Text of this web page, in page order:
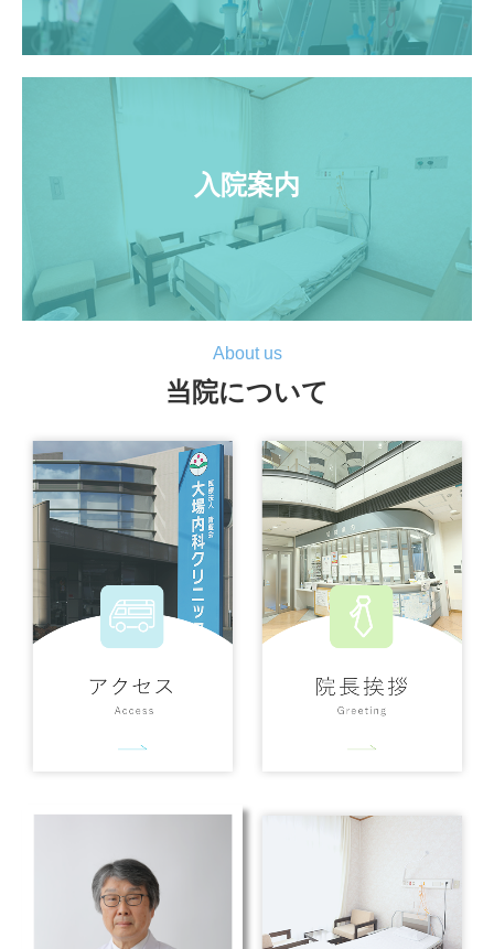
入院案内
About us
当院について